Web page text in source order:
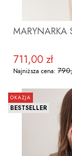
MARYNARKA
Cena promocyjna
711,00 zł
Najniższa cena:
OKAZJA
BESTSELLER